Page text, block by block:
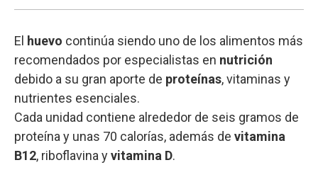
El huevo continúa siendo uno de los alimentos más
recomendados por especialistas en nutrición
debido a su gran aporte de proteínas, vitaminas y
nutrientes esenciales.
Cada unidad contiene alrededor de seis gramos de
proteína y unas 70 calorías, además de vitamina
B12, riboflavina yvitamina D.